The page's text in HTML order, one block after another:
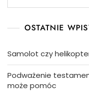
OSTATNIE
Samolot czy
Podważenie
może pomóc